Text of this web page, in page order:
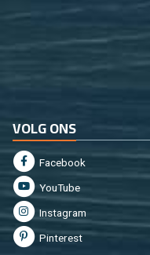
VOLG ONS
Fa­cebook
You­Tu­be
In­st­agram
Pin­te­rest